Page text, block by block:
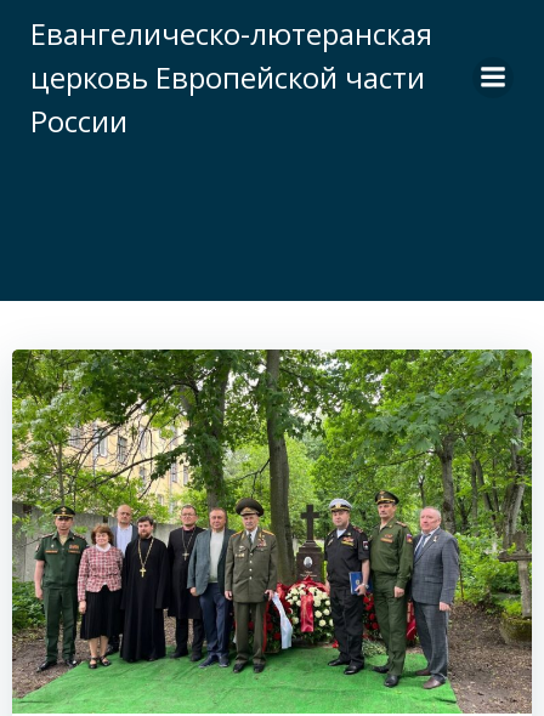
к
содержимому
Евангелическо-лютеранская
церковь Европейской части
России